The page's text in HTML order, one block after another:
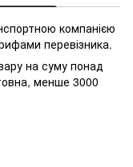
компанією
перевізника.
на суму понад
менше 3000